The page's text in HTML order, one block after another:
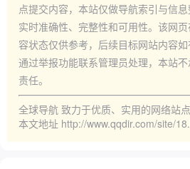
点提交内容，本站仅做导航索引与信
实时准确性、完整性和可用性。该网页
容状态仅供参考，后续目标网站内容
通过举报功能联系管理员处理，本站
责任。
全球导航 致力于优质、实用的网络站
本文地址 http://www.qqdir.com/site/